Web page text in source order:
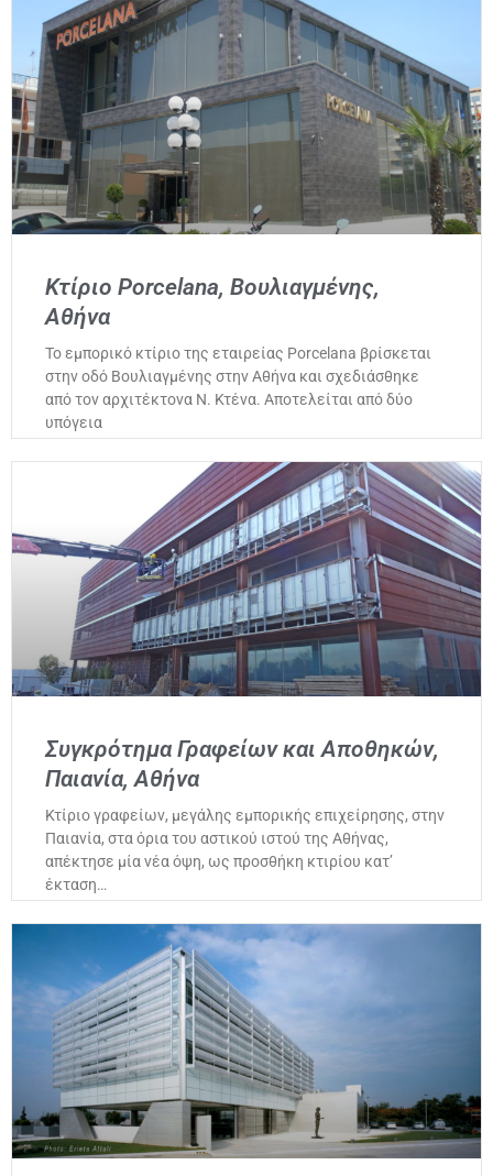
Κτίριο Porcelana, Βουλιαγμένης,
Αθήνα
Το εμπορικό κτίριο της εταιρείας Porcelana βρίσκεται
στην οδό Βουλιαγμένης στην Αθήνα και σχεδιάσθηκε
από τον αρχιτέκτονα Ν. Κτένα. Αποτελείται από δύο
υπόγεια
Συγκρότημα Γραφείων και Αποθηκών,
Παιανία, Αθήνα
Κτίριο γραφείων, μεγάλης εμπορικής επιχείρησης, στην
Παιανία, στα όρια του αστικού ιστού της Αθήνας,
απέκτησε μία νέα όψη, ως προσθήκη κτιρίου κατ’
έκταση…